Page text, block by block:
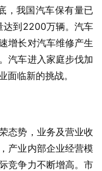
，我国汽车保有量已
达到2200万辆。汽车
增长对汽车维修产生
汽车进入家庭步伐加
面临新的挑战。
态势，业务及营业收
产业内部企业经营模
竞争力不断增高。市